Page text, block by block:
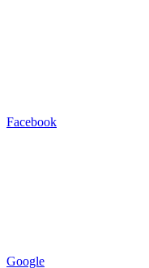
Facebook
Google